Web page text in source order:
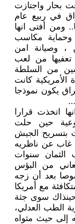
بحار واجتازت
في ربيع عام
ومن أفتى انها
وحماية مكاسب
، وصيانة امن
تعفيها من لعب
من السلطة
الأمريكية كانت
يكون نموذجا
اتخذت قرارا
حين حلت
بتسريح الجيش
غاب عن ناظريه
سنوات
من البؤس
بعد أن زجه
مع أمريكا
سوى جثة
الطب العدلي،
إلى حيث مثواه